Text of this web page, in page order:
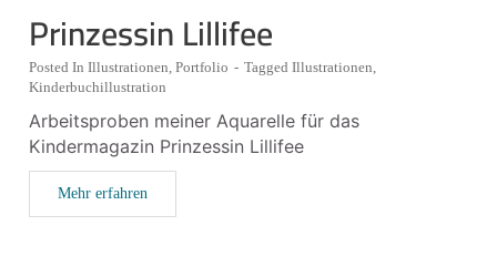
Prinzessin Lillifee
Posted In Illustrationen Portfolio - Tagged Illustrationen
Kinderbuchillustration
Arbeitsproben meiner Aquarelle für das
Kindermagazin Prinzessin Lillifee
Mehr erfahren